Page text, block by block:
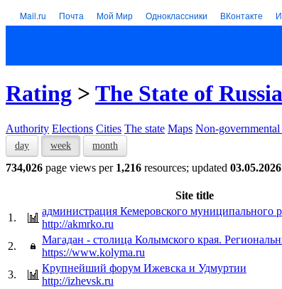
Mail.ru Почта Мой Мир Одноклассники ВКонтакте
Rating > The State of Russia
Authority Elections Cities The state Maps Non-
day week month
734,026 page views per 1,216 resources; updated
Site title
1.
администрация Кемеровского муниципального
http://akmrko.ru
2.
Магадан - столица Колымского края.
https://www.kolyma.ru
3.
Крупнейший форум Ижевска и Удмуртии
http://izhevsk.ru